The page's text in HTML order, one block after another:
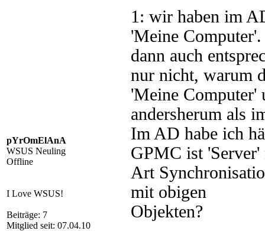
pYrOmElAnA
WSUS Neuling
Offline
I Love WSUS!
Beiträge: 7
Mitglied seit: 07.04.10
1: wir haben im
'Meine
dann auch
nur nicht, warum
'Meine Computer'
andersherum als
Im AD habe ich
GPMC ist 'Server'
Art
mit obigen
Objekten?